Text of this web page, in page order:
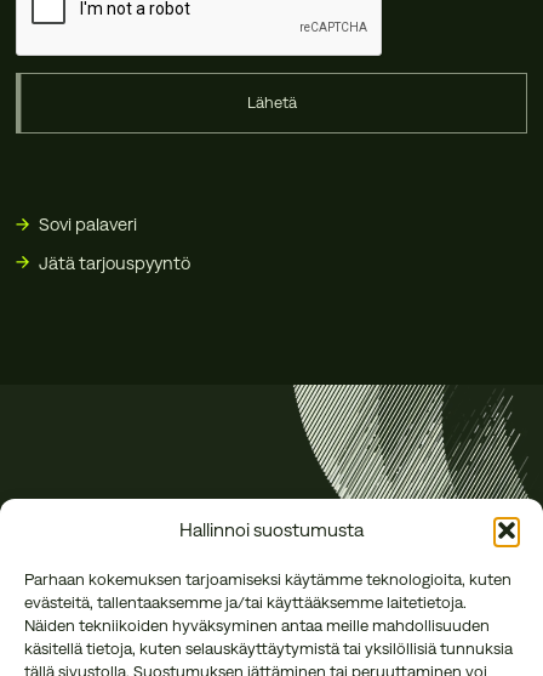
Hallinnoi suostumusta
Parhaan kokemuksen tarjoamiseksi käytämme teknologioita, kuten
evästeitä, tallentaaksemme ja/tai käyttääksemme laitetietoja.
Näiden tekniikoiden hyväksyminen antaa meille mahdollisuuden
käsitellä tietoja, kuten selauskäyttäytymistä tai yksilöllisiä tunnuksia
tällä sivustolla. Suostumuksen jättäminen tai peruuttaminen voi
Lähetä
Sovi palaveri
Jätä tarjouspyyntö